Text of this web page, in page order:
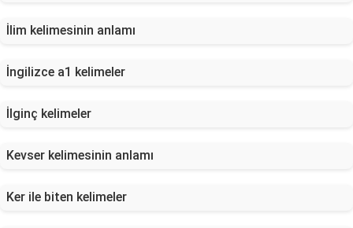
İlim kelimesinin anlamı
İngilizce a1 kelimeler
İlginç kelimeler
Kevser kelimesinin anlamı
Ker ile biten kelimeler